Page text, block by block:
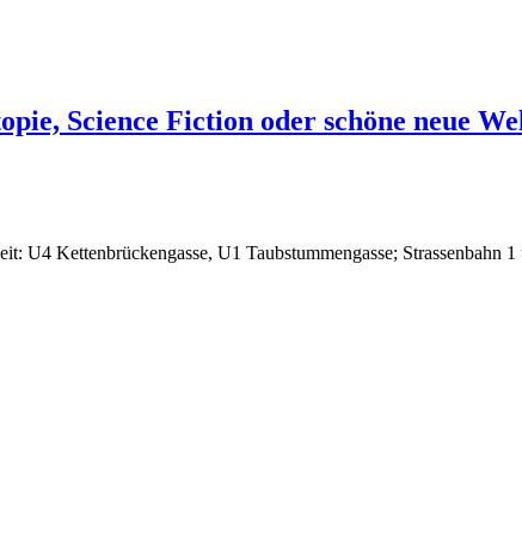
Science Fiction oder schöne neue
U4 Kettenbrückengasse, U1 Taubstummengasse; Strassenbahn